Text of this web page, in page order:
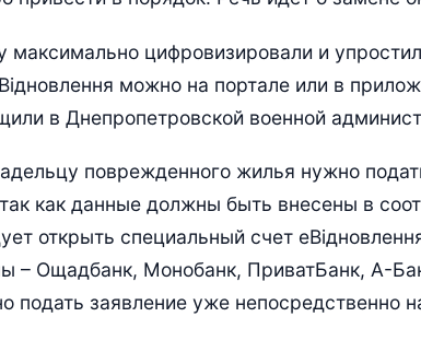
максимально цифровизировали и
можно на портале или в
в Днепропетровской военной
поврежденного жилья нужно
так как данные должны быть внесены в
открыть специальный счет
– Ощадбанк, Монобанк, ПриватБанк, А-
подать заявление уже непосредственно